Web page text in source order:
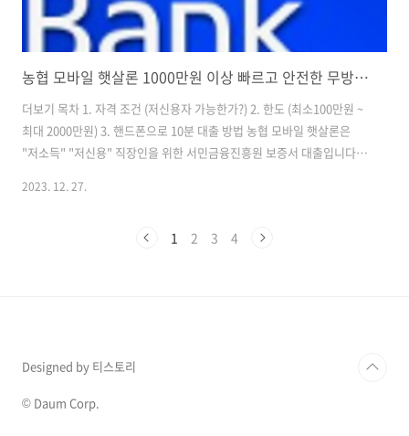
농협 모바일 햇살론 1000만원 이상 빠르고 안전한 무방문 대출 방법
더보기 목차 1. 자격 조건 (저신용자 가능한가?) 2. 한도 (최소100만원 ~
최대 2000만원) 3. 핸드폰으로 10분 대출 방법 농협 모바일 햇살론은
"저소득" "저신용" 직장인을 위한 서민금융진흥원 보증서 대출입니다.
면 자동심사로 햇살론 대출 신청시, 10분내 완료 농협 햇살론 유스 대출
상 근무한 직장인이 해당됩니다. ▼ [질문] "3개월 이상 근무했다는 걸 어
2023. 12. 27.
1 2 3 4
Designed by 티스토리
© Daum Corp.